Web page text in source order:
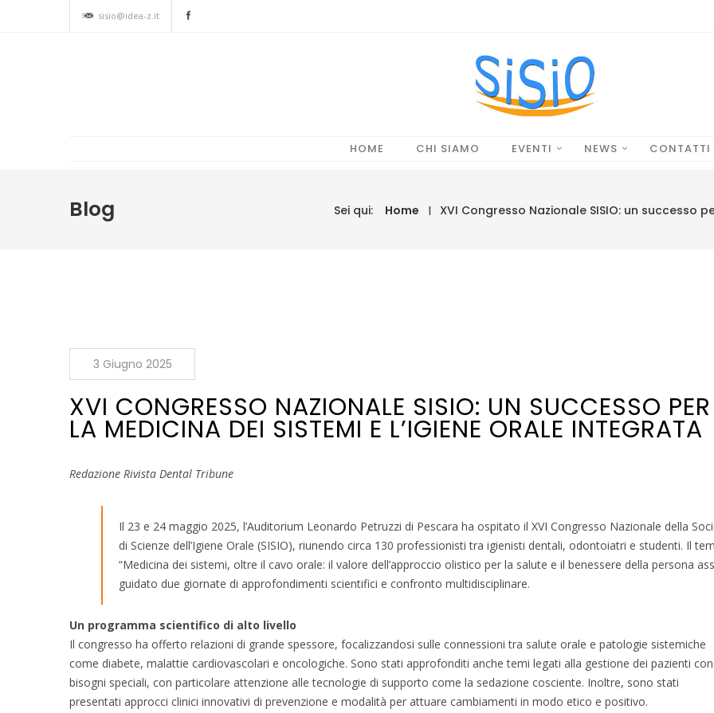
sisio@idea-z.it
HOME CHI SIAMO EVENTI NEWS CONTATTI
Blog Sei qui: Home XVI Congresso Nazionale SISIO: un successo
3 Giugno 2025
XVI CONGRESSO NAZIONALE SISIO: UN SUCCESSO PER
LA MEDICINA DEI SISTEMI E L’IGIENE ORALE INTEGRATA
Redazione Rivista Dental Tribune
Il 23 e 24 maggio 2025, l’Auditorium Leonardo Petruzzi di Pescara ha ospitato il XVI Congresso Nazionale della
di Scienze dell’Igiene Orale (SISIO), riunendo circa 130 professionisti tra igienisti dentali, odontoiatri e studenti. Il
“Medicina dei sistemi, oltre il cavo orale: il valore dell’approccio olistico per la salute e il benessere della persona
guidato due giornate di approfondimenti scientifici e confronto multidisciplinare.
Un programma scientifico di alto livello
Il congresso ha offerto relazioni di grande spessore, focalizzandosi sulle connessioni tra salute orale e patologie sistemiche
come diabete, malattie cardiovascolari e oncologiche. Sono stati approfonditi anche temi legati alla gestione dei pazienti con
bisogni speciali, con particolare attenzione alle tecnologie di supporto come la sedazione cosciente. Inoltre, sono stati
presentati approcci clinici innovativi di prevenzione e modalità per attuare cambiamenti in modo etico e positivo.